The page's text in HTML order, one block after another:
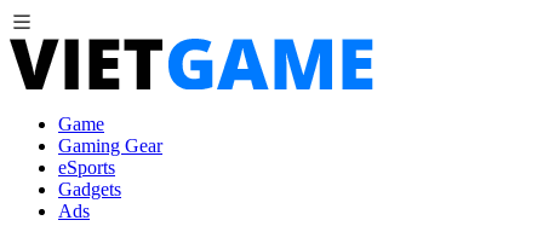
Game
Gaming Gear
eSports
Gadgets
Ads